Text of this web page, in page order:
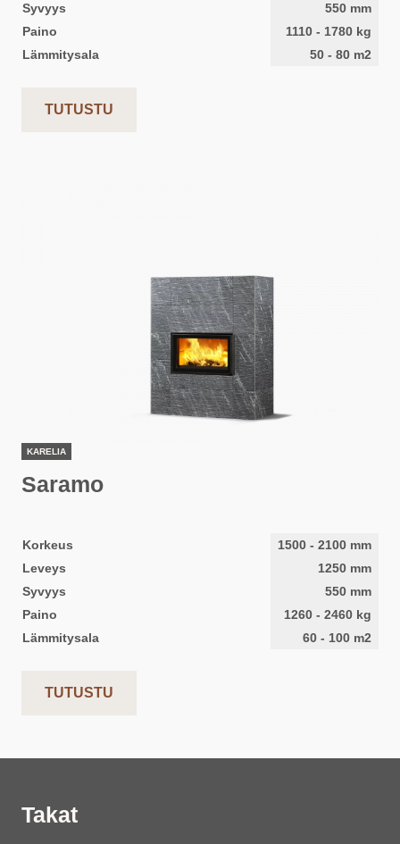
Syvyys
550 mm
Paino
1110 - 1780 kg
Lämmitysala
50 - 80 m2
TUTUSTU
KARELIA
Saramo
Korkeus 1500 - 2100 mm
Leveys
1250 mm
Syvyys
550 mm
Paino
1260 - 2460 kg
Lämmitysala
60 - 100 m2
TUTUSTU
Takat